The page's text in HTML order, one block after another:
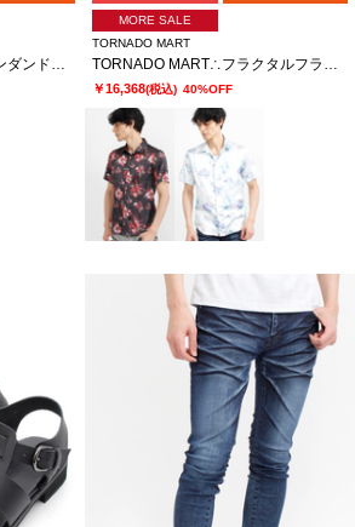
MORE SALE
TORNADO MART
￥16,368(税込) 40%OFF